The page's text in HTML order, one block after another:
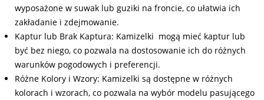
wyposażone w suwak lub guziki na froncie, co ułatwia ich
zakładanie i zdejmowanie.
Kaptur lub Brak Kaptura: Kamizelki mogą mieć kaptur lub
być bez niego, co pozwala na dostosowanie ich do różnych
warunków pogodowych i preferencji.
Różne Kolory i Wzory: Kamizelki są dostępne w różnych
kolorach i wzorach, co pozwala na wybór modelu pasującego